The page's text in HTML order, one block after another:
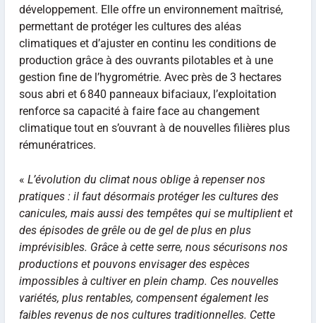
développement. Elle offre un environnement maîtrisé,
permettant de protéger les cultures des aléas
climatiques et d’ajuster en continu les conditions de
production grâce à des ouvrants pilotables et à une
gestion fine de l’hygrométrie. Avec près de 3 hectares
sous abri et 6 840 panneaux bifaciaux, l’exploitation
renforce sa capacité à faire face au changement
climatique tout en s’ouvrant à de nouvelles filières plus
rémunératrices.
« L’évolution du climat nous oblige à repenser nos
pratiques : il faut désormais protéger les cultures des
canicules, mais aussi des tempêtes qui se multiplient et
des épisodes de grêle ou de gel de plus en plus
imprévisibles. Grâce à cette serre, nous sécurisons nos
productions et pouvons envisager des espèces
impossibles à cultiver en plein champ. Ces nouvelles
variétés, plus rentables, compensent également les
faibles revenus de nos cultures traditionnelles. Cette